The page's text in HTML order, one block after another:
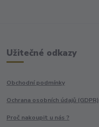
Užitečné odkazy
Obchodní podmínky
Ochrana osobních údajů (GDPR)
Proč nakoupit u nás ?